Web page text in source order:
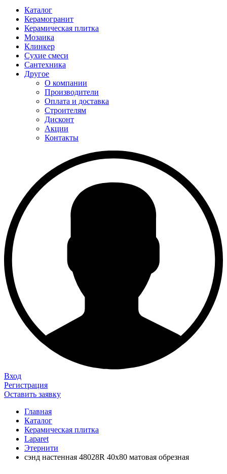
Каталог
Керамогранит
Керамическая плитка
Мозаика
Клинкер
Сухие смеси
Сантехника
Другое
О компании
Производители
Оплата и доставка
Строителям
Дисконт
Акции
Контакты
Вход
Регистрация
Оставить заявку
Главная
Каталог
Керамическая плитка
Laparet
Этернити
сэнд настенная 48028R 40х80 матовая обрезная